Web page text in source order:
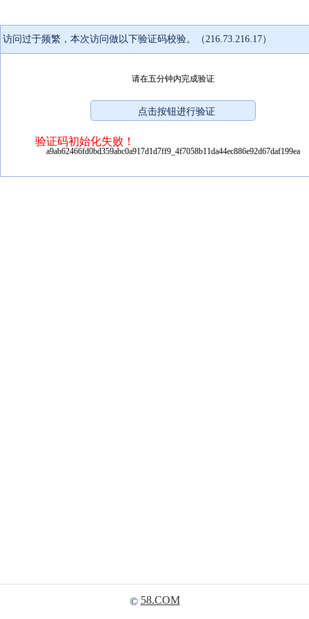
访问过于频繁，本次访问做以下验证码校验。（216.73.216.17）
请在五分钟内完成验证
验证码初始化失败！
a9ab62466fd0bd359abc0a917d1d7ff9_4f7058b11da44ec886e92d67daf199ea
© 58.COM